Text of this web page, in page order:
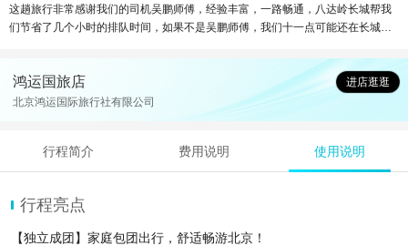
这趟旅行非常感谢我们的司机吴鹏师傅，经验丰富，一路畅通，八达岭长城帮我
们节省了几个小时的排队时间，如果不是吴鹏师傅，我们十一点可能还在长城排
鸿运国旅店
进店逛逛
北京鸿运国际旅行社有限公司
行程简介 费用说明 使用说明
行程亮点
【独立成团】家庭包团出行，舒适畅游北京！